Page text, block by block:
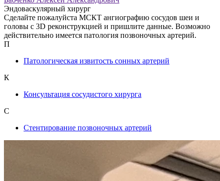
Эндоваскулярный хирург
Сделайте пожалуйста МСКТ ангиографию сосудов шеи и
головы с 3D реконструкцией и пришлите данные. Возможно
действительно имеется патология позвоночных артерий.
П
Патологическая извитость сонных артерий
К
Консультация сосудистого хирурга
С
Стентирование позвоночных артерий